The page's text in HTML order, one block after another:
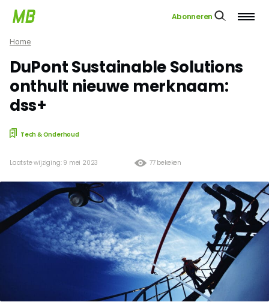
Abonneren
Home
DuPont Sustainable Solutions
onthult nieuwe merknaam:
dss+
Tech & Onderhoud
77 bekeken
Laatste wijziging: 9 mei 2023